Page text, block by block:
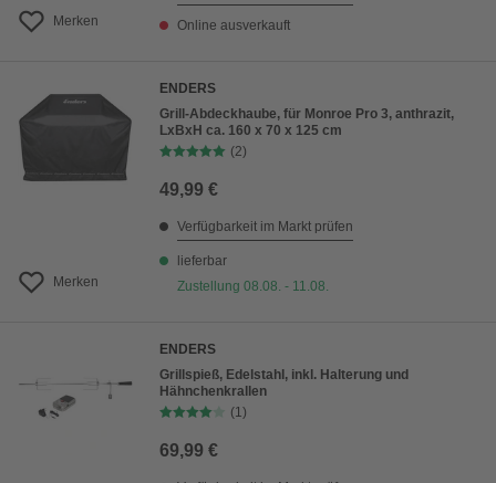
Merken Online ausverkauft
Merken
ENDERS
Grill-Abdeckhaube, für Monroe Pro 3, anthrazit,
LxBxH ca. 160 x 70 x 125 cm
(2)
49,99 €
Verfügbarkeit im Markt prüfen
lieferbar
Zustellung 08.08. - 11.08.
ENDERS
Grillspieß, Edelstahl, inkl. Halterung und
Hähnchenkrallen
(1)
69,99 €